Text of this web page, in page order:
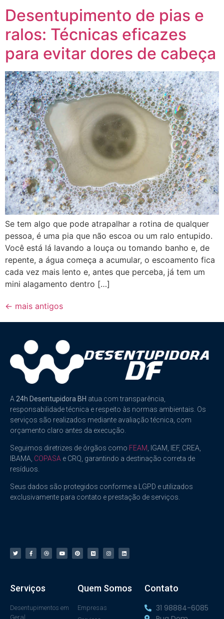
Desentupimento de pias e
ralos: Técnicas eficazes
para evitar dores de cabeça
Se tem algo que pode atrapalhar a rotina de qualquer
pessoa, é uma pia que não escoa ou um ralo entupido.
Você está lá lavando a louça ou tomando banho e, de
repente, a água começa a acumular, o escoamento fica
cada vez mais lento e, antes que perceba, já tem um
mini alagamento dentro […]
← mais antigos
A 24h Desentupidora BH atua com transparência,
responsabilidade técnica e respeito às normas ambientais. Os
serviços são realizados mediante avaliação técnica, com
orçamento claro antes da execução.
Seguimos diretrizes de órgãos como FEAM , IGAM, IEF, CREA,
IBAMA, COPASA e CRQ, garantindo a destinação correta de
resíduos.
Seus dados são protegidos conforme a LGPD e utilizados
exclusivamente para contato e prestação de serviços.
Serviços
Desentupimentos em
Geral
Quem Somos
Empresas
Contato
31 98884-6085